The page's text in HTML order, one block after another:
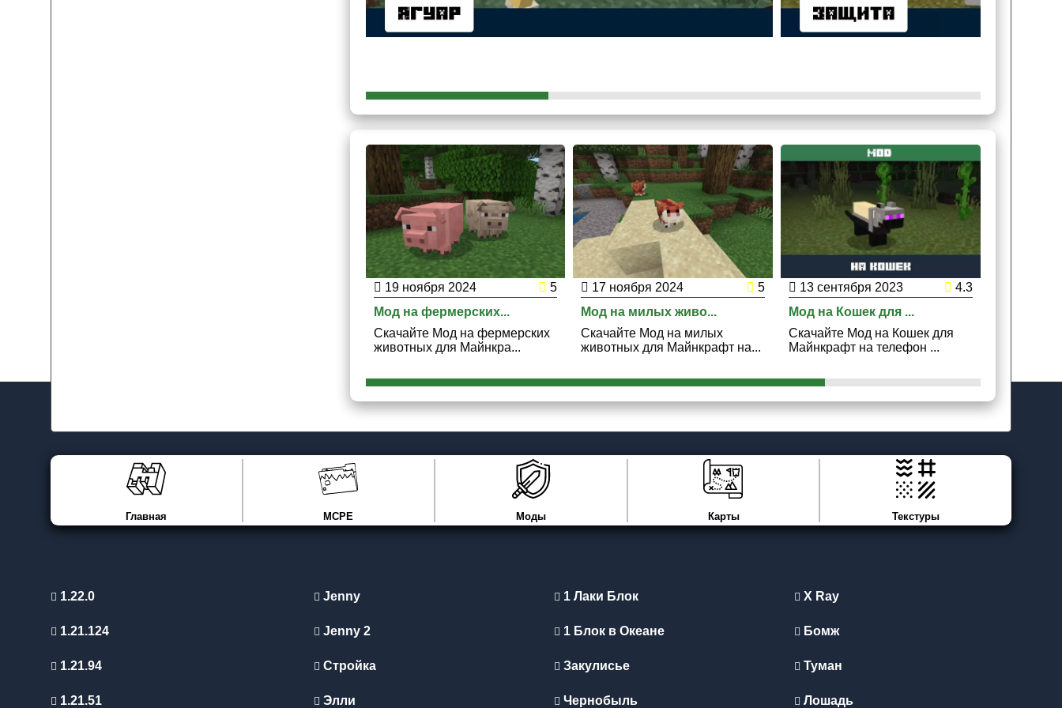
19 ноября 2024
5
Мод на фермерских...
Скачайте Мод на фермерских
животных для Майнкра...
17 ноября 2024
5
Мод на милых живо...
Скачайте Мод на милых
животных для Майнкрафт на...
13 сентября 2023
4.3
Мод на Кошек для ...
Скачайте Мод на Кошек для
Майнкрафт на телефон ...
Главная MCPE Моды Карты Текстуры
1.22.0
1.21.124
1.21.94
1.21.51
Jenny
Jenny 2
Стройка
Элли
1 Лаки Блок
1 Блок в Океане
Закулисье
Чернобыль
X Ray
Бомж
Туман
Лошадь